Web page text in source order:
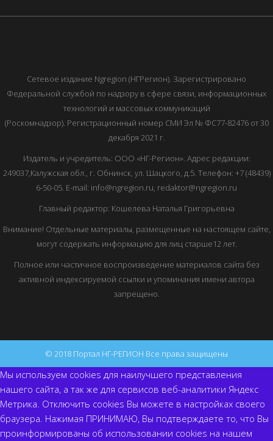
Сетевое издание Ngregion (НГРегион). Зарегистрировано
Федеральной службой по надзору в сфере связи, информационных
технологий и массовых коммуникаций
(Роскомнадзор). Регистрационный номер СМИ Эл № ФС77-82476 от 30
декабря 2021 г.
Издатель и учредитель: ООО «НГ-Регион». Адрес редакции:
249037,Калужская обл., г. Обнинск, ул. Шацкого, д.5. Телефон: +7 (48439)
6-50-05. E-mail: info@ngregion.ru, redaktor@ngregion.ru
Главный редактор: Кошелева Наталья Григорьевна
Внимание! Отдельные материалы, размещенные на настоящем сайте,
могут содержать информацию для лиц старше12 лет.
Полное или частичное воспроизведение материалов сайта без
активной индексируемой ссылки и упоминания имени автора
запрещено.
© 2018 Портал НГ-РЕГИОН Все права защищены
Мы используем cookies для наилучшего представления
нашего сайта, а так же для сервисов веб-аналитики Яндекс
Метрика. Отключить cookies Вы можете в настройках своего
браузера. Нажимая ПРИНИМАЮ, Вы подтверждаете то, что Вы
проинформированы об использовании cookies на нашем